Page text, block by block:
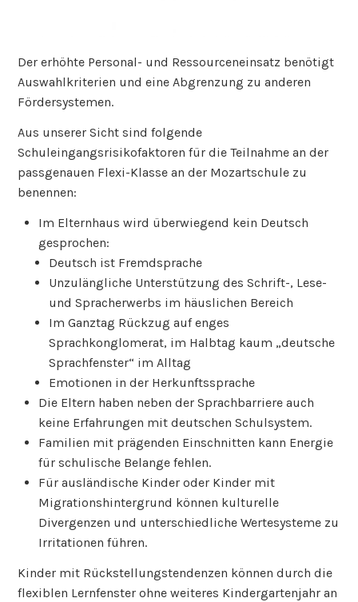
Der erhöhte Personal- und Ressourceneinsatz benötigt
Auswahlkriterien und eine Abgrenzung zu anderen
Fördersystemen.
Aus unserer Sicht sind folgende
Schuleingangsrisikofaktoren für die Teilnahme an der
passgenauen Flexi-Klasse an der Mozartschule zu
benennen:
Im Elternhaus wird überwiegend kein Deutsch
gesprochen:
Deutsch ist Fremdsprache
Unzulängliche Unterstützung des Schrift-, Lese-
und Spracherwerbs im häuslichen Bereich
Im Ganztag Rückzug auf enges
Sprachkonglomerat, im Halbtag kaum „deutsche
Sprachfenster“ im Alltag
Emotionen in der Herkunftssprache
Die Eltern haben neben der Sprachbarriere auch
keine Erfahrungen mit deutschen Schulsystem.
Familien mit prägenden Einschnitten kann Energie
für schulische Belange fehlen.
Für ausländische Kinder oder Kinder mit
Migrationshintergrund können kulturelle
Divergenzen und unterschiedliche Wertesysteme zu
Irritationen führen.
Kinder mit Rückstellungstendenzen können durch die
flexiblen Lernfenster ohne weiteres Kindergartenjahr an